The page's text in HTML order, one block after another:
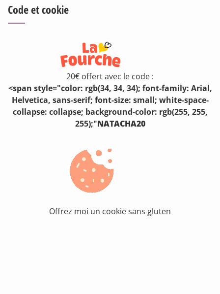
Code et cookie
20€ offert avec le code :
<span style="color: rgb(34, 34, 34); font-family: Arial,
Helvetica, sans-serif; font-size: small; white-space-
collapse: collapse; background-color: rgb(255, 255,
255);"NATACHA20
Offrez moi un cookie sans gluten